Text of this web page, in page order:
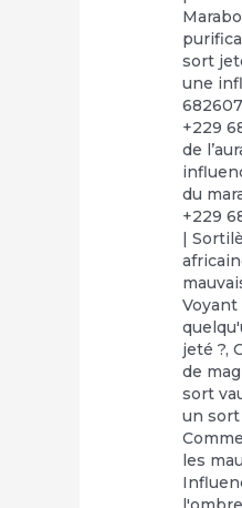
sort
une
+229
de
du
+229
|
jeté ?,
de
sort
un
les